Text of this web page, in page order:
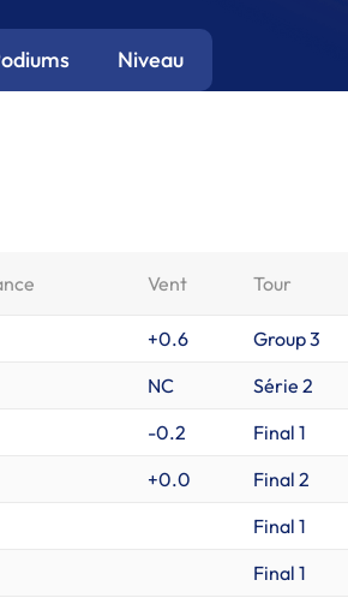
Niveau
Vent Tour
+0.6 Group 3
NC Série 2
-0.2 Final 1
+0.0 Final 2
Final 1
Final 1